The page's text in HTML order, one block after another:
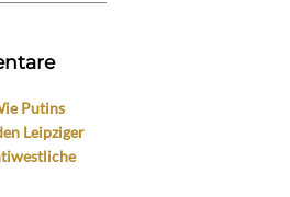
Putins
Leipziger